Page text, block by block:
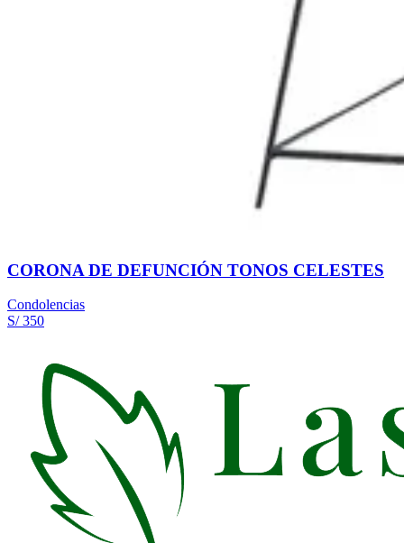
CORONA DE DEFUNCIÓN TONOS CELESTES
Condolencias
S/ 350